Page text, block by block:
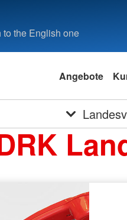
to the English one
Angebote